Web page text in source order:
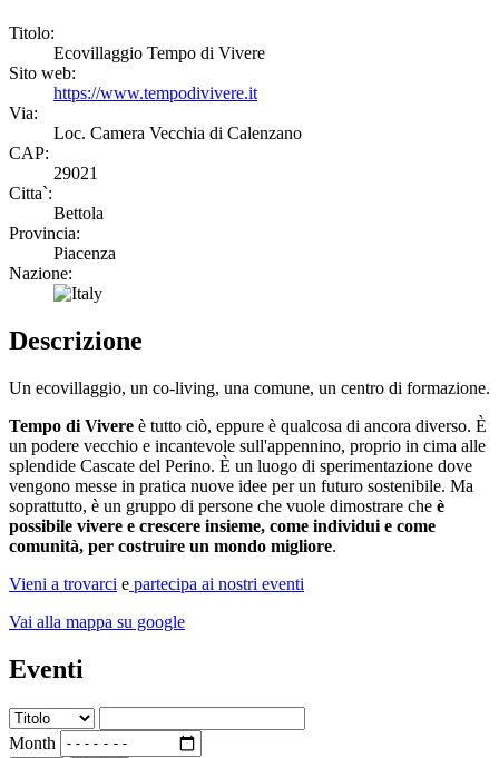
Titolo:
Ecovillaggio Tempo di Vivere
Sito web:
https://www.tempodivivere.it
Via:
Loc. Camera Vecchia di Calenzano
CAP:
29021
Citta`:
Bettola
Provincia:
Piacenza
Nazione:
Descrizione
Un ecovillaggio, un co-living, una comune, un centro di formazione.
Tempo di Vivere è tutto ciò, eppure è qualcosa di ancora diverso. È
un podere vecchio e incantevole sull'appennino, proprio in cima alle
splendide Cascate del Perino. È un luogo di sperimentazione dove
vengono messe in pratica nuove idee per un futuro sostenibile. Ma
soprattutto, è un gruppo di persone che vuole dimostrare che è
possibile vivere e crescere insieme, come individui e come
comunità, per costruire un mondo migliore.
Vieni a trovarci e partecipa ai nostri eventi
Vai alla mappa su google
Eventi
Month